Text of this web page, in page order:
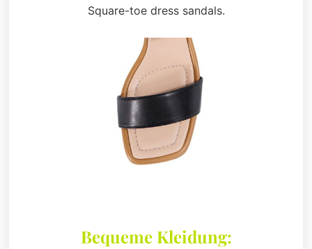
Square-toe dress sandals.
Bequeme Kleidung: